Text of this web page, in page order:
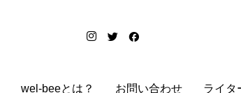
wel-beeとは？ お問い合わせ ライタ